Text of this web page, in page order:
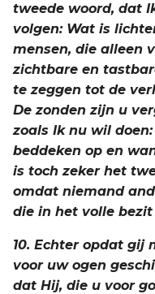
tweede woord, dat
volgen: Wat is
mensen, die alleen
zichtbare en
te zeggen tot de
De zonden zijn u
zoals Ik nu wil
beddeken op en
is toch zeker het
omdat niemand
die in het volle
10. Echter opdat gij
voor uw ogen
dat Hij, die u voor